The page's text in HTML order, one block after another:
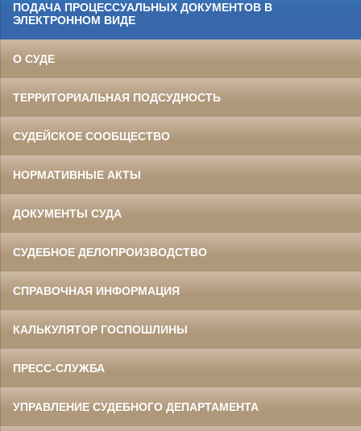
ПОДАЧА ПРОЦЕССУАЛЬНЫХ ДОКУМЕНТОВ В
ЭЛЕКТРОННОМ ВИДЕ
О СУДЕ
ТЕРРИТОРИАЛЬНАЯ ПОДСУДНОСТЬ
СУДЕЙСКОЕ СООБЩЕСТВО
НОРМАТИВНЫЕ АКТЫ
ДОКУМЕНТЫ СУДА
СУДЕБНОЕ ДЕЛОПРОИЗВОДСТВО
СПРАВОЧНАЯ ИНФОРМАЦИЯ
КАЛЬКУЛЯТОР ГОСПОШЛИНЫ
ПРЕСС-СЛУЖБА
УПРАВЛЕНИЕ СУДЕБНОГО ДЕПАРТАМЕНТА